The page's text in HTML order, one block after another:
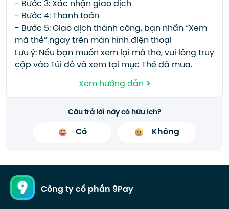
- Bước 3: Xác nhận giao dịch
- Bước 4: Thanh toán
- Bước 5: Giao dịch thành công, bạn nhấn “Xem
mã thẻ” ngay trên màn hình điện thoại
Lưu ý: Nếu bạn muốn xem lại mã thẻ, vui lòng truy
cập vào Túi đồ và xem tại mục Thẻ đã mua.
Xem hướng dẫn >
Câu trả lời này có hữu ích?
Có Không
Công ty cổ phần 9Pay